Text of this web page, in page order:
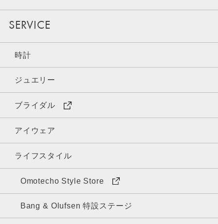
SERVICE
時計
ジュエリー
ブライダル
アイウェア
ライフスタイル
Omotecho Style Store
Bang & Olufsen 特設ステージ